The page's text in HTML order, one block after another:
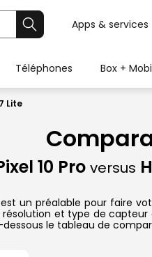
Apps & services
Téléphones Box +
Lite
10 Pro versus
est un préalable pour
et type de
le tableau de